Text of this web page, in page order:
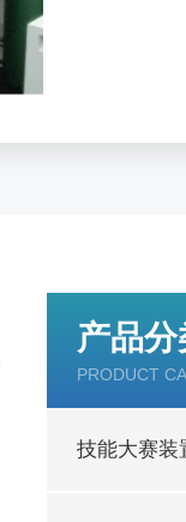
产品分
PRODUCT
技能大赛装